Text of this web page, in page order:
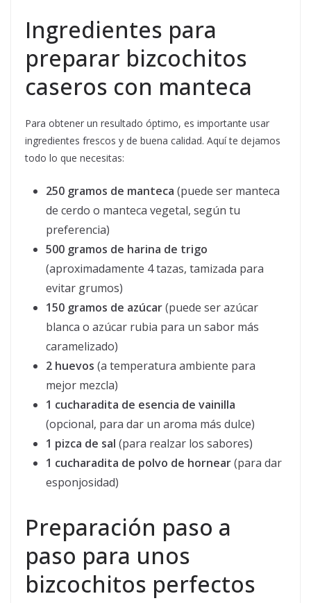
Ingredientes para
preparar bizcochitos
caseros con manteca
Para obtener un resultado óptimo, es importante usar
ingredientes frescos y de buena calidad. Aquí te dejamos
todo lo que necesitas:
250 gramos de manteca (puede ser manteca
de cerdo o manteca vegetal, según tu
preferencia)
500 gramos de harina de trigo
(aproximadamente 4 tazas, tamizada para
evitar grumos)
150 gramos de azúcar(puede ser azúcar
blanca o azúcar rubia para un sabor más
caramelizado)
2 huevos (a temperatura ambiente para
mejor mezcla)
1 cucharadita de esencia de vainilla
(opcional, para dar un aroma más dulce)
1 pizca de sal (para realzar los sabores)
1 cucharadita de polvo de hornear(para dar
esponjosidad)
Preparación paso a
paso para unos
bizcochitos perfectos